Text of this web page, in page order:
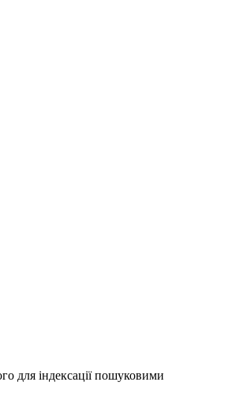
для індексації пошуковими